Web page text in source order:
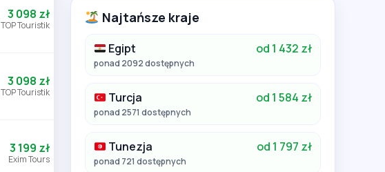
3 098 zł
TOP Touristik
3 098 zł
TOP Touristik
3 199 zł
Exim Tours
Najtańsze kraje
Egipt od 1 432 zł
ponad 2092 dostępnych
Turcja od 1 584 zł
ponad 2571 dostępnych
Tunezja od 1 797 zł
ponad 721 dostępnych